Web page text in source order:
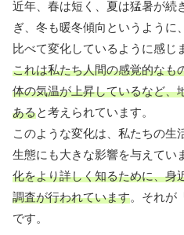
近年、春は短く、夏は猛暑が続
ぎ、冬も暖冬傾向というように
比べて変化しているように感じ
これは私たち人間の感覚的なも
体の気温が上昇しているなど、
あると考えられています。
このような変化は、私たちの生
生態にも大きな影響を与えてい
化をより詳しく知るために、身
調査が行われています。それが
です。